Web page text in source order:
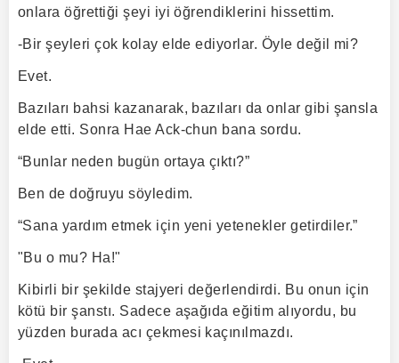
onlara öğrettiği şeyi iyi öğrendiklerini hissettim.
-Bir şeyleri çok kolay elde ediyorlar. Öyle değil mi?
Evet.
Bazıları bahsi kazanarak, bazıları da onlar gibi şansla
elde etti. Sonra Hae Ack-chun bana sordu.
“Bunlar neden bugün ortaya çıktı?”
Ben de doğruyu söyledim.
“Sana yardım etmek için yeni yetenekler getirdiler.”
"Bu o mu? Ha!"
Kibirli bir şekilde stajyeri değerlendirdi. Bu onun için
kötü bir şanstı. Sadece aşağıda eğitim alıyordu, bu
yüzden burada acı çekmesi kaçınılmazdı.